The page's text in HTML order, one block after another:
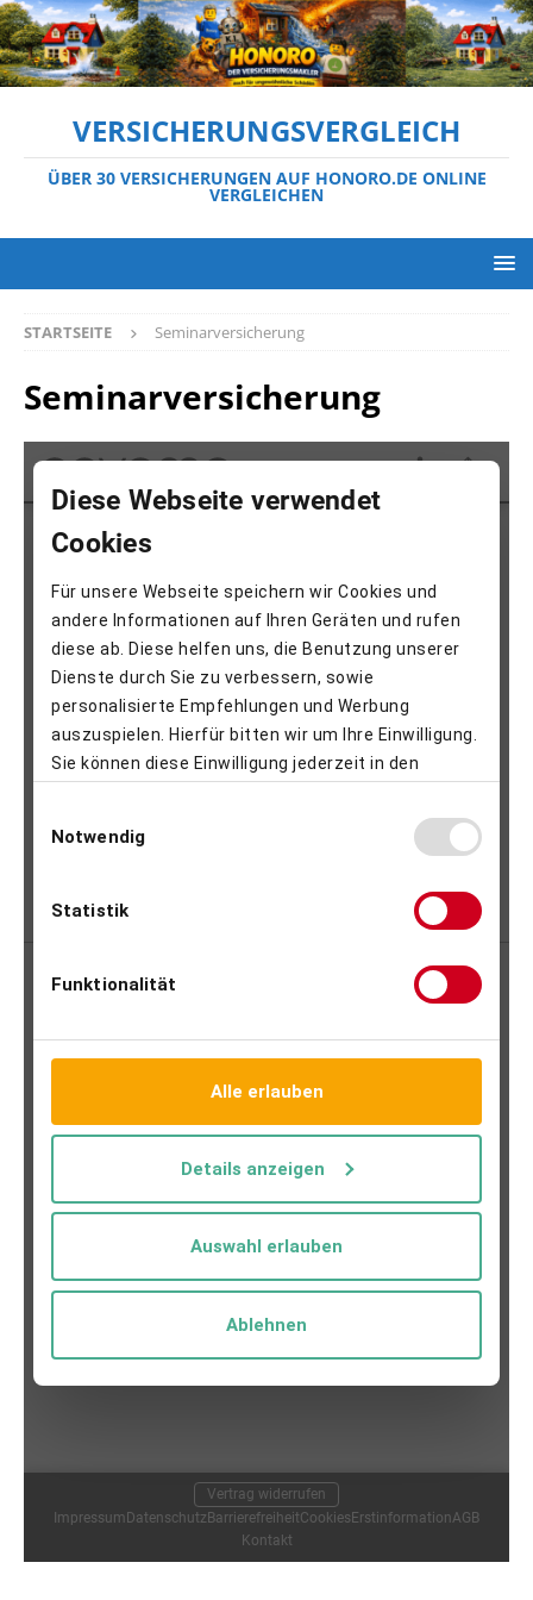
VERSICHERUNGSVERGLEICH
ÜBER 30 VERSICHERUNGEN AUF HONORO.DE ONLINE
VERGLEICHEN
STARTSEITE Seminarversicherung
Seminarversicherung